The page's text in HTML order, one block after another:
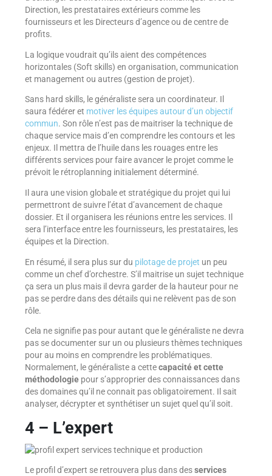
Direction, les prestataires extérieurs comme les
fournisseurs et les Directeurs d’agence ou de centre de
profits.
La logique voudrait qu’ils aient des compétences
horizontales (Soft skills) en organisation, communication
et management ou autres (gestion de projet).
Sans hard skills, le généraliste sera un coordinateur. Il
saura fédérer et motiver les équipes autour d’un objectif
commun. Son rôle n’est pas de maitriser la technique de
chaque service mais d’en comprendre les contours et les
enjeux. Il mettra de l’huile dans les rouages entre les
différents services pour faire avancer le projet comme le
prévoit le rétroplanning initialement déterminé.
Il aura une vision globale et stratégique du projet qui lui
permettront de suivre l’état d’avancement de chaque
dossier. Et il organisera les réunions entre les services. Il
sera l’interface entre les fournisseurs, les prestataires, les
équipes et la Direction.
En résumé, il sera plus sur du pilotage de projet un peu
comme un chef d’orchestre. S’il maitrise un sujet technique
ça sera un plus mais il devra garder de la hauteur pour ne
pas se perdre dans des détails qui ne relèvent pas de son
rôle.
Cela ne signifie pas pour autant que le généraliste ne devra
pas se documenter sur un ou plusieurs thèmes techniques
pour au moins en comprendre les problématiques.
Normalement, le généraliste a cettecapacité et cette
méthodologiepour s’approprier des connaissances dans
des domaines qu’il ne connait pas obligatoirement. Il sait
analyser, décrypter et synthétiser un sujet quel qu’il soit.
4 – L’expert
Le profil d’expert se retrouvera plus dans desservices